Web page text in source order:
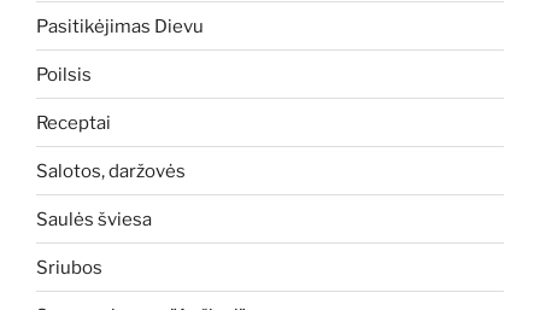
Pasitikėjimas Dievu
Poilsis
Receptai
Salotos, daržovės
Saulės šviesa
Sriubos